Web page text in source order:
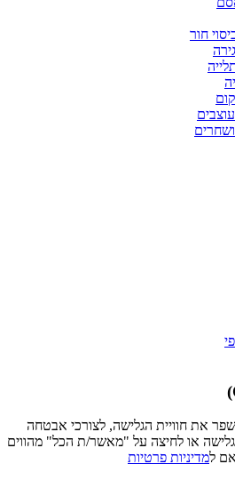
חור
את חוויית הגלישה, לצורכי אבטחה
או לחיצה על "מאשר/ת הכל" מהווים
למדיניות פרטיות